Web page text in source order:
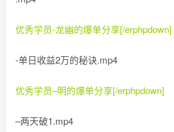
优秀学员-龙幽的爆单分享[/erphpdown]
-单日收益2万的秘诀.mp4
优秀学员–明的爆单分享[/erphpdown]
–两天破1.mp4